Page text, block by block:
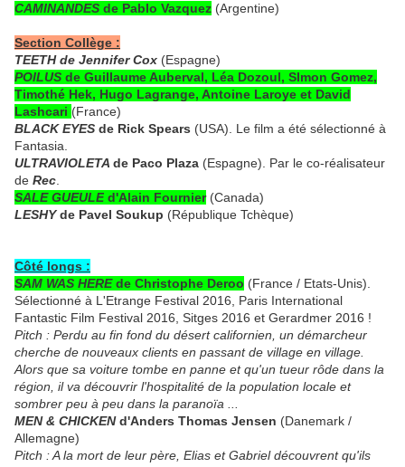
CAMINANDES de Pablo Vazquez (Argentine)
Section Collège :
TEETH de Jennifer Cox (Espagne)
POILUS de Guillaume Auberval, Léa Dozoul, SImon Gomez,
Timothé Hek, Hugo Lagrange, Antoine Laroye et David
Lashcari (France)
BLACK EYES de Rick Spears (USA). Le film a été sélectionné à
Fantasia.
ULTRAVIOLETA de Paco Plaza (Espagne). Par le co-réalisateur
de Rec
SALE GUEULE d'Alain Fournier (Canada)
LESHYde Pavel Soukup (République Tchèque)
Côté longs :
SAM WAS HEREde Christophe Deroo (France / Etats-Unis).
Sélectionné à L'Etrange Festival 2016, Paris International
Fantastic Film Festival 2016, Sitges 2016 et Gerardmer 2016 !
Pitch : Perdu au fin fond du désert californien, un démarcheur
cherche de nouveaux clients en passant de village en village.
Alors que sa voiture tombe en panne et qu'un tueur rôde dans la
région, il va découvrir l'hospitalité de la population locale et
sombrer peu à peu dans la paranoïa ...
MEN & CHICKENd'Anders Thomas Jensen (Danemark /
Allemagne)
Pitch : A la mort de leur père, Elias et Gabriel découvrent qu'ils